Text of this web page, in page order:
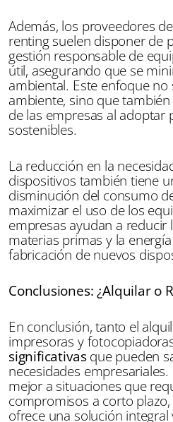
Además, los proveedores
renting suelen disponer de
gestión responsable de
útil, asegurando que se
ambiental. Este enfoque
ambiente, sino que
de las empresas al adoptar
sostenibles.
La reducción en la
dispositivos también tiene
disminución del consumo
maximizar el uso de los
empresas ayudan a reducir
materias primas y la
fabricación de nuevos
Conclusiones: ¿Alquilar o
En conclusión, tanto el
impresoras y
significativasque pueden
necesidades
mejor a situaciones que
compromisos a corto
ofrece una solución